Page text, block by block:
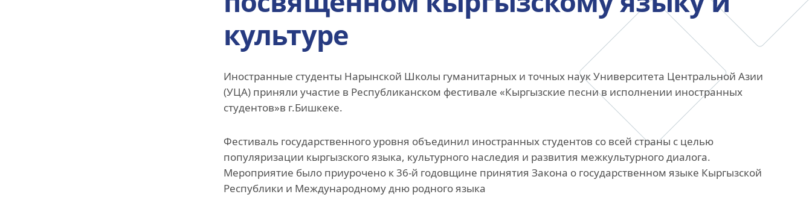
Инициатива гражданского
Программа для
приглашенных ученых,
сотрудники
Офис исследований и
стратегических инициатив
культуре
Иностранные студенты Нарынской Школы гуманитарных и точных наук Университета Центральной Азии
(УЦА) приняли участие в Республиканском фестивале «Кыргызские песни в исполнении иностранных
студентов»в г.Бишкеке.
Фестиваль государственного уровня объединил иностранных студентов со всей страны с целью
популяризации кыргызского языка, культурного наследия и развития межкультурного диалога.
Мероприятие было приурочено к 36-й годовщине принятия Закона о государственном языке Кыргызской
Республики и Международному дню родного языка